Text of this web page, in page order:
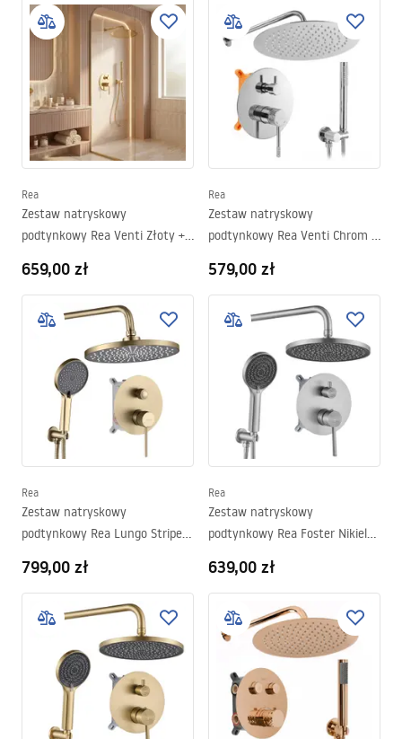
Rea
Zestaw natryskowy
podtynkowy Rea Venti Złoty +
659,00 zł
Rea
Zestaw natryskowy
podtynkowy Rea Venti Chrom +
579,00 zł
Rea
Zestaw natryskowy
podtynkowy Rea Lungo Stripe
799,00 zł
Rea
Zestaw natryskowy
podtynkowy Rea Foster Nikiel
639,00 zł